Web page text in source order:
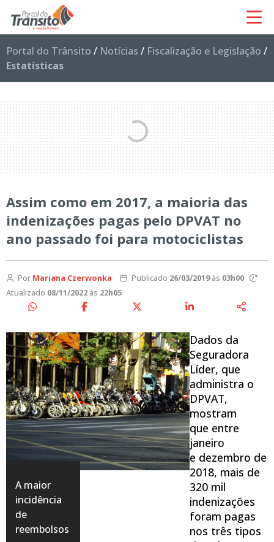
Portal do Trânsito / Notícias / Fiscalização e Legislação /
Estatísticas
Assim como em 2017, a maioria das
indenizações pagas pelo DPVAT no
ano passado foi para motociclistas
Por Mariana Czerwonka Publicado 26/03/2019às 03h00
Atualizado 08/11/2022 às 22h05
A maior
incidência
de
reembolsos
Dados da
Seguradora
Líder, que
administra o
DPVAT,
mostram
que entre
janeiro
e dezembro de
2018, mais de
320 mil
indenizações
foram pagas
nos três tipos